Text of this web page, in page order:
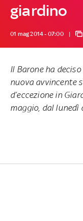
giardino
01 mag 2014 - 07:00
Il Barone ha
nuova avvincente
d’eccezione in
maggio, dal lunedì